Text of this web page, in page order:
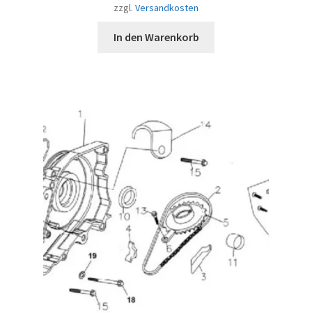
zzgl. Versandkosten
In den Warenkorb